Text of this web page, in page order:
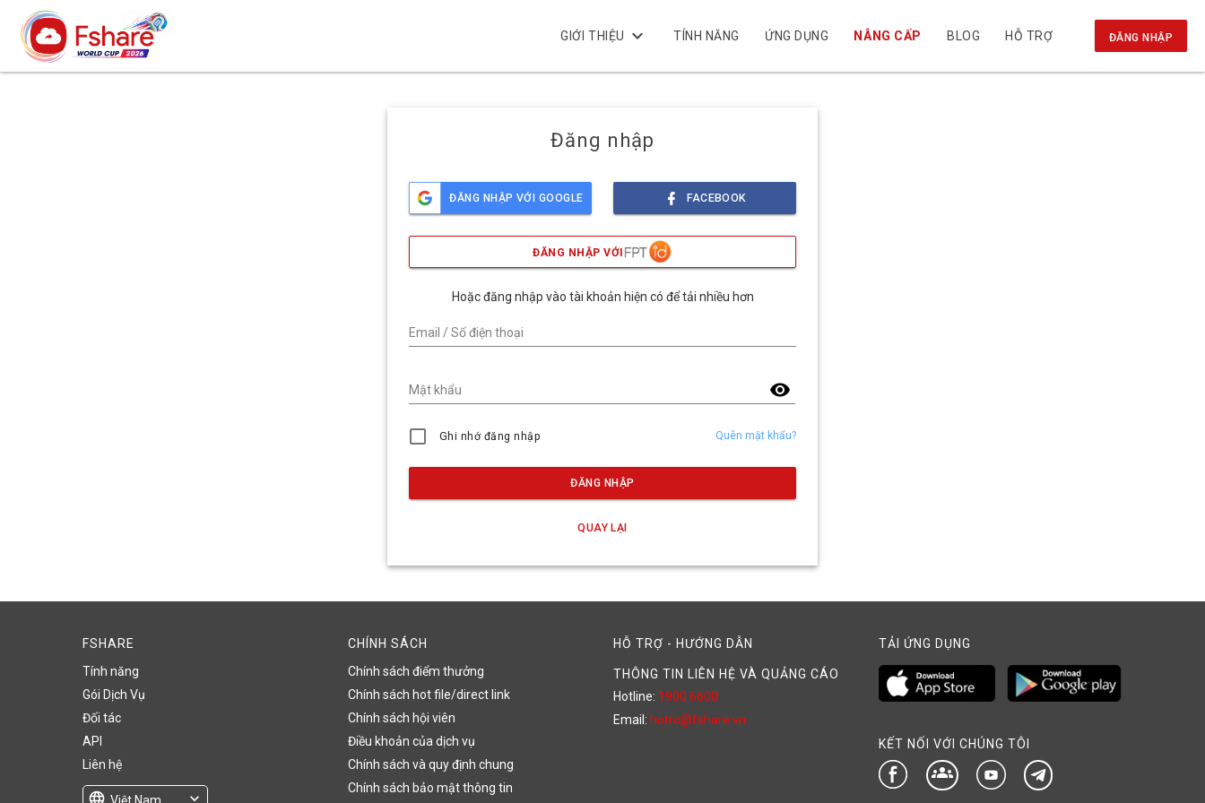
GIỚI THIỆU keyboard_arrow_down TÍNH NĂNG ỨNG DỤNG NÂNG CẤP BLOG HỖ TRỢ ĐĂNG NHẬP
Đăng nhập
ĐĂNG NHẬP VỚI GOOGLE FACEBOOK
ĐĂNG NHẬP VỚI
Hoặc đăng nhập vào tài khoản hiện có để tải nhiều hơn
Email / Số điện thoại
visibility
Mật khẩu
Ghi nhớ đăng nhập Quên mật khẩu?
ĐĂNG NHẬP
QUAY LẠI
FSHARE
Tính năng
Gói Dịch Vụ
Đối tác
API
Liên hệ
language Việt Nam expand_more
CHÍNH SÁCH
Chính sách điểm thưởng
Chính sách hot file/direct link
Chính sách hội viên
Điều khoản của dịch vụ
Chính sách và quy định chung
Chính sách bảo mật thông tin
HỖ TRỢ - HƯỚNG DẪN
THÔNG TIN LIÊN HỆ VÀ QUẢNG CÁO
Hotline: 1900 6600
Email: hotro@fshare.vn
TẢI ỨNG DỤNG
KẾT NỐI VỚI CHÚNG TÔI
groups